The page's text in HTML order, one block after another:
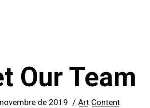
Our Team
de 2019 Art Content